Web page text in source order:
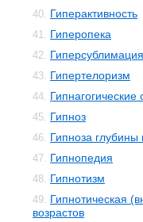
40. Гиперактивность
41. Гиперопека
42. Гиперсублимация
43. Гипертелоризм
44. Гипнагогические
45. Гипноз
46. Гипноза
47. Гипнопедия
48. Гипнотизм
49. Гипнотическая
возрастов